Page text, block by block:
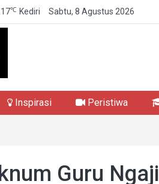
℃ Kediri Sabtu, 8 Agustus 2026
Inspirasi Peristiwa
Guru Ngaji